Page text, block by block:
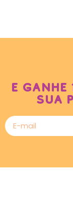
e ganhe
sua